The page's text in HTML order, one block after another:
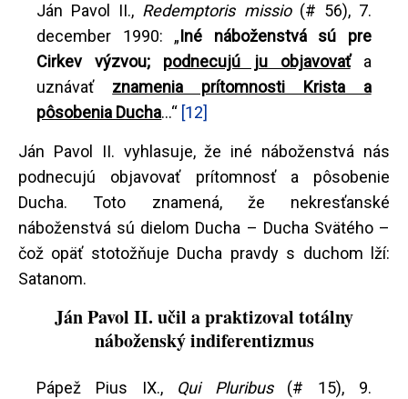
Ján Pavol II., Redemptoris missio (# 56), 7.
december 1990: „Iné náboženstvá sú pre
Cirkev výzvou; podnecujú ju objavovaťa
uznávať znamenia prítomnosti Krista a
pôsobenia Ducha...“ [12]
Ján Pavol II. vyhlasuje, že iné náboženstvá nás
podnecujú objavovať prítomnosť a pôsobenie
Ducha. Toto znamená, že nekresťanské
náboženstvá sú dielom Ducha – Ducha Svätého –
čož opäť stotožňuje Ducha pravdy s duchom lží:
Satanom.
Ján Pavol II. učil a praktizoval totálny
náboženský indiferentizmus
Pápež Pius IX., Qui Pluribus (# 15), 9.